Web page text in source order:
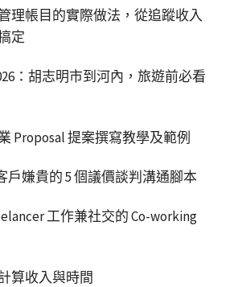
理帳目的實際做法，從追蹤收入
定
：胡志明市到河內，旅遊前必看
Proposal 提案撰寫教學及範例
戶嫌貴的 5 個議價談判溝通腳本
工作兼社交的 Co-working
算收入與時間